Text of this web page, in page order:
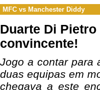
MFC vs Manchester Diddy
Duarte Di
convincente!
Jogo a contar para
duas equipas em
chegava a este